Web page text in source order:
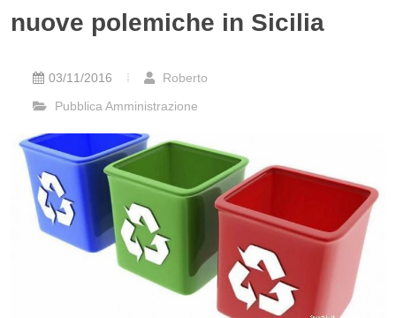
nuove polemiche in Sicilia
03/11/2016
Roberto
Pubblica Amministrazione